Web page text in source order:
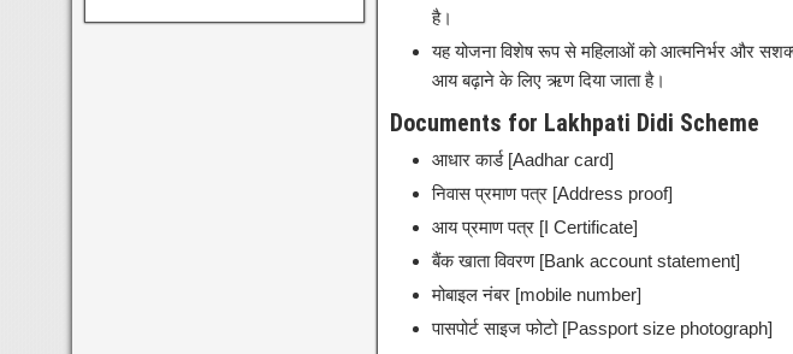
है।
यह योजना विशेष रूप से महिलाओं को आत्मनिर्भर और
आय बढ़ाने के लिए ऋण दिया जाता है।
Documents for Lakhpati Didi Scheme
आधार कार्ड [Aadhar card]
निवास प्रमाण पत्र [Address proof]
आय प्रमाण पत्र [I Certificate]
बैंक खाता विवरण [Bank account statement]
मोबाइल नंबर [mobile number]
पासपोर्ट साइज फोटो [Passport size photograph]